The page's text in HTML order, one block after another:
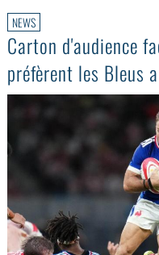
NEWS
Carton d'audience
préfèrent les Bleus